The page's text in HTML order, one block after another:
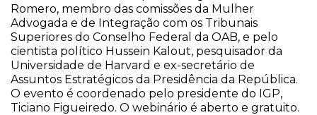
Romero, membro das comissões da Mulher
Advogada e de Integração com os Tribunais
Superiores do Conselho Federal da OAB, e pelo
cientista político Hussein Kalout, pesquisador da
Universidade de Harvard e ex-secretário de
Assuntos Estratégicos da Presidência da República.
O evento é coordenado pelo presidente do IGP,
Ticiano Figueiredo. O webinário é aberto e gratuito.